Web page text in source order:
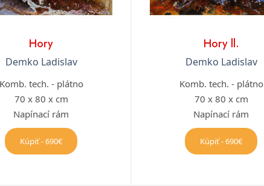
Hory
Demko Ladislav
tech. - plátno
70 x 80 x cm
Napínací rám
Kúpiť - 690€
Hory ll.
Demko Ladislav
Komb. tech. - plátno
70 x 80 x cm
Napínací rám
Kúpiť - 690€